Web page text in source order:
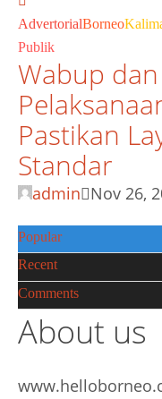
AdvertorialBorneo
Publik
Wabup
Pastikan
Standar
admin Nov 26,
Popular
Recent
Comments
About us